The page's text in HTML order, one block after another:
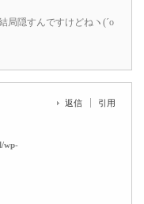
局隠すんですけどねヽ(´o
wp-
返信 引用